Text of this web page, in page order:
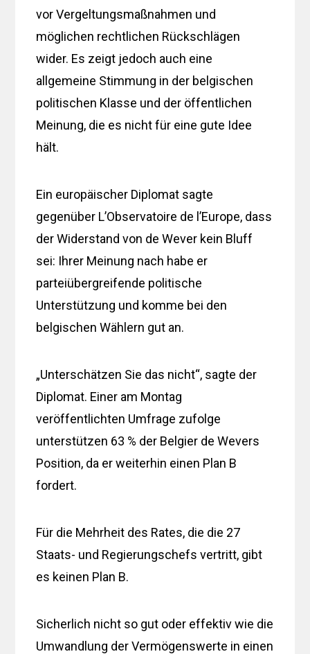
vor Vergeltungsmaßnahmen und
möglichen rechtlichen Rückschlägen
wider. Es zeigt jedoch auch eine
allgemeine Stimmung in der belgischen
politischen Klasse und der öffentlichen
Meinung, die es nicht für eine gute Idee
hält.
Ein europäischer Diplomat sagte
gegenüber L’Observatoire de l’Europe, dass
der Widerstand von de Wever kein Bluff
sei: Ihrer Meinung nach habe er
parteiübergreifende politische
Unterstützung und komme bei den
belgischen Wählern gut an.
„Unterschätzen Sie das nicht“, sagte der
Diplomat. Einer am Montag
veröffentlichten Umfrage zufolge
unterstützen 63 % der Belgier de Wevers
Position, da er weiterhin einen Plan B
fordert.
Für die Mehrheit des Rates, die die 27
Staats- und Regierungschefs vertritt, gibt
es keinen Plan B.
Sicherlich nicht so gut oder effektiv wie die
Umwandlung der Vermögenswerte in einen